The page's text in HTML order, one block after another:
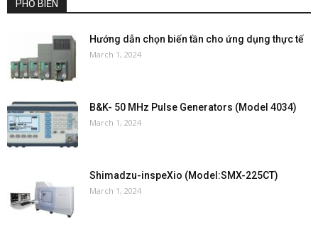
PHỔ BIẾN
Hướng dẫn chọn biến tần cho ứng dụng thực tế
March 1, 2024
B&K- 50 MHz Pulse Generators (Model 4034)
March 1, 2024
Shimadzu-inspeXio (Model:SMX-225CT)
March 1, 2024